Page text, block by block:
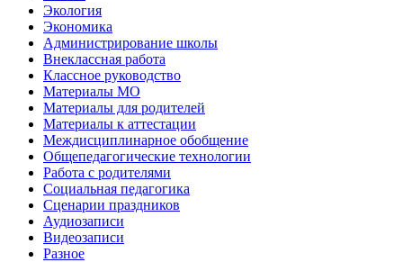
Экология
Экономика
Администрирование школы
Внеклассная работа
Классное руководство
Материалы МО
Материалы для родителей
Материалы к аттестации
Междисциплинарное обобщение
Общепедагогические технологии
Работа с родителями
Социальная педагогика
Сценарии праздников
Аудиозаписи
Видеозаписи
Разное